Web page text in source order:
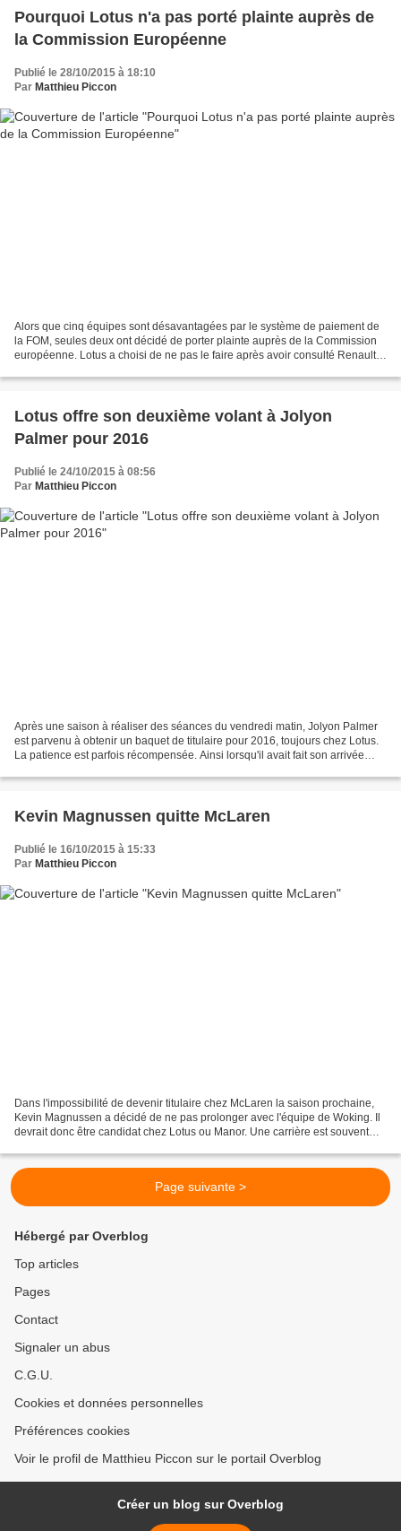
Pourquoi Lotus n'a pas porté plainte auprès de
la Commission Européenne
Publié le 28/10/2015 à 18:10
Par Matthieu Piccon
Alors que cinq équipes sont désavantagées par le système de paiement de
la FOM, seules deux ont décidé de porter plainte auprès de la Commission
européenne. Lotus a choisi de ne pas le faire après avoir consulté Renault.
Lotus offre son deuxième volant à Jolyon
Palmer pour 2016
Publié le 24/10/2015 à 08:56
Par Matthieu Piccon
Après une saison à réaliser des séances du vendredi matin, Jolyon Palmer
est parvenu à obtenir un baquet de titulaire pour 2016, toujours chez Lotus.
La patience est parfois récompensée. Ainsi lorsqu'il avait fait son arrivée
Kevin Magnussen quitte McLaren
Publié le 16/10/2015 à 15:33
Par Matthieu Piccon
Dans l'impossibilité de devenir titulaire chez McLaren la saison prochaine,
Kevin Magnussen a décidé de ne pas prolonger avec l'équipe de Woking. Il
devrait donc être candidat chez Lotus ou Manor. Une carrière est souvent
Page suivante >
Hébergé par Overblog
Top articles
Pages
Contact
Signaler un abus
C.G.U.
Cookies et données personnelles
Préférences cookies
Voir le profil de Matthieu Piccon sur le portail Overblog
Créer un blog sur Overblog